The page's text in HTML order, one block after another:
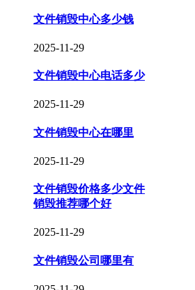
文件销毁中心多少钱
2025-11-29
文件销毁中心电话多少
2025-11-29
文件销毁中心在哪里
2025-11-29
文件销毁价格多少文件
销毁推荐哪个好
2025-11-29
文件销毁公司哪里有